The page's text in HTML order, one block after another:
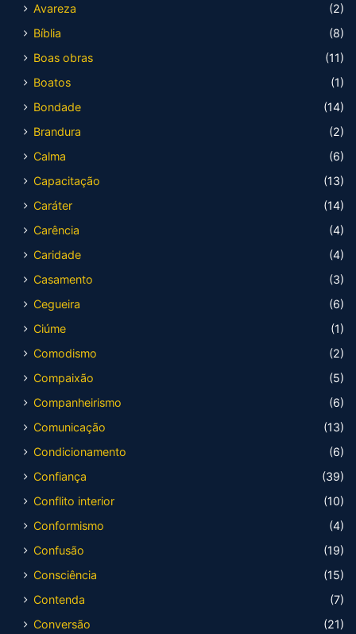
Avareza
(2)
Bíblia
(8)
Boas obras
(11)
Boatos
(1)
Bondade
(14)
Brandura
(2)
Calma
(6)
Capacitação
(13)
Caráter
(14)
Carência
(4)
Caridade
(4)
Casamento
(3)
Cegueira
(6)
Ciúme
(1)
Comodismo
(2)
Compaixão
(5)
Companheirismo
(6)
Comunicação
(13)
Condicionamento
(6)
Confiança
(39)
Conflito interior
(10)
Conformismo
(4)
Confusão
(19)
Consciência
(15)
Contenda
(7)
Conversão
(21)